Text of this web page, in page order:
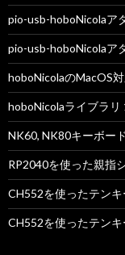
pio-usb-hoboNicolaア
pio-usb-hoboNicolaア
hoboNicolaのMacOS
hoboNicolaライブラリ
NK60, NK80キーボー
RP2040を使った親指
CH552を使ったテン
CH552を使ったテン